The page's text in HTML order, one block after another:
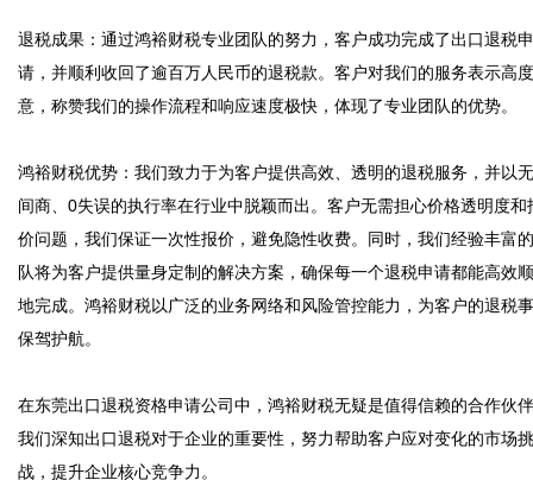
退税成果：通过鸿裕财税专业团队的努力，客户成功完成了出口退税申
请，并顺利收回了逾百万人民币的退税款。客户对我们的服务表示高
意，称赞我们的操作流程和响应速度极快，体现了专业团队的优势。
鸿裕财税优势：我们致力于为客户提供高效、透明的退税服务，并以
间商、0失误的执行率在行业中脱颖而出。客户无需担心价格透明度和
价问题，我们保证一次性报价，避免隐性收费。同时，我们经验丰富
队将为客户提供量身定制的解决方案，确保每一个退税申请都能高效
地完成。鸿裕财税以广泛的业务网络和风险管控能力，为客户的退税
保驾护航。
在东莞出口退税资格申请公司中，鸿裕财税无疑是值得信赖的合作伙
我们深知出口退税对于企业的重要性，努力帮助客户应对变化的市场挑